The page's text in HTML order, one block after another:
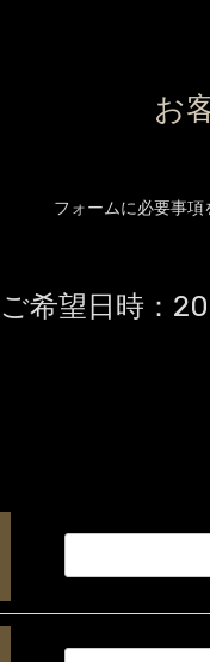
お
フォームに必要事項
ご希望日時：